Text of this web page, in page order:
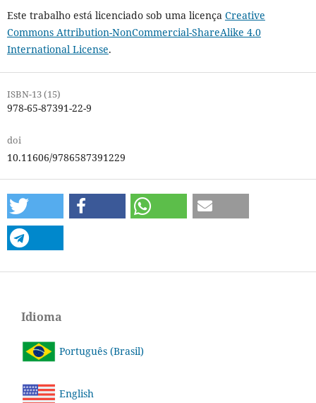
Este trabalho está licenciado sob uma licença Creative
Commons Attribution-NonCommercial-ShareAlike 4.0
International License.
ISBN-13 (15)
978-65-87391-22-9
doi
10.11606/9786587391229
Idioma
Português (Brasil)
English